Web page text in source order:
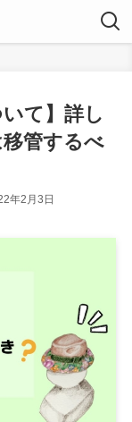
いて】詳し
管するべ
年2月3日